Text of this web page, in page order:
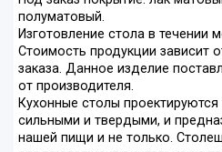
полуматовый.
Изготовление стола в течении
Стоимость продукции зависит
заказа. Данное изделие
от производителя.
Кухонные столы
сильными и твердыми, и
нашей пищи и не только.